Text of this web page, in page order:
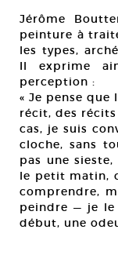
Jérôme
peinture à
les types,
Il exprime
perception :
« Je pense que
récit, des
cas, je suis
cloche, sans
pas une
le petit matin,
comprendre,
peindre — je
début, une